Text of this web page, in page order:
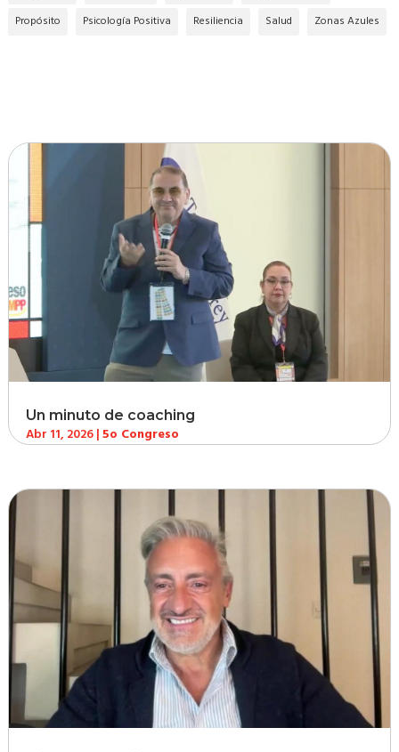
Propósito
Psicología Positiva Resiliencia Salud Zonas Azules
Un minuto de coaching
Abr 11, 2026|5o Congreso